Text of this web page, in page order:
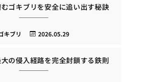
ゴキブリを安全に追い出す秘訣
2026.05.29
キブリ
の侵入経路を完全封鎖する鉄則